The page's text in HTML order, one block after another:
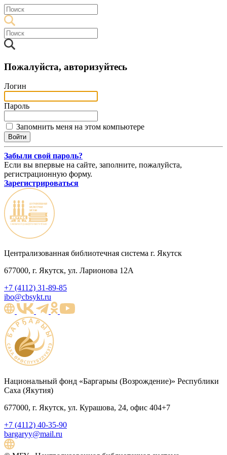
Пожалуйста, авторизуйтесь
Логин
Пароль
Запомнить меня на этом компьютере
Забыли свой пароль?
Если вы впервые на сайте, заполните, пожалуйста,
регистрационную форму.
Зарегистрироваться
Централизованная библиотечная система г. Якутск
677000, г. Якутск, ул. Ларионова 12А
+7 (4112) 31-89-85
ibo@cbsykt.ru
Национальный фонд «Баргарыы (Возрождение)» Республики
Саха (Якутия)
677000, г. Якутск, ул. Курашова, 24, офис 404+7
+7 (4112) 40-35-90
bargaryy@mail.ru